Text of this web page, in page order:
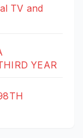
TV and
YEAR